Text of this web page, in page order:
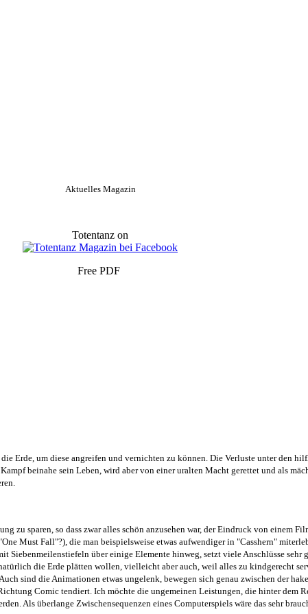
Aktuelles Magazin
Totentanz on
Free PDF
Erde, um diese angreifen und vernichten zu können. Die Verluste unter den
beinahe sein Leben, wird aber von einer uralten Macht gerettet und als
sparen, so dass zwar alles schön anzusehen war, der Eindruck von einem
Must Fall"?), die man beispielsweise etwas aufwendiger in "Casshern"
über einige Elemente hinweg, setzt viele Anschlüsse
die Erde plätten wollen, vielleicht aber auch, weil alles zu kindgerecht
sind die Animationen etwas ungelenk, bewegen sich genau zwischen der
Comic tendiert. Ich möchte die ungemeinen Leistungen, die hinter dem
Als überlange Zwischensequenzen eines Computerspiels wäre das sehr